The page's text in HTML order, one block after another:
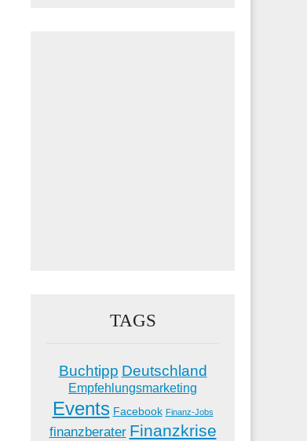
TAGS
Buchtipp Deutschland
Empfehlungsmarketing
Events Facebook Finanz-Jobs
finanzberater Finanzkrise